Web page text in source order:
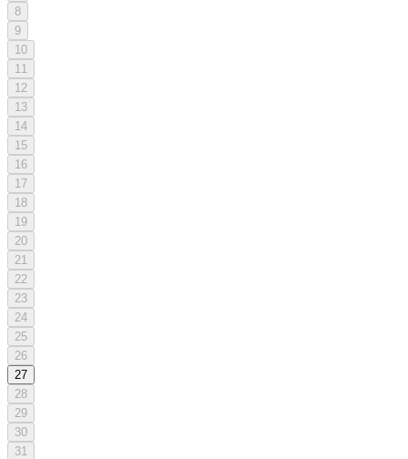
8
9
10
11
12
13
14
15
16
17
18
19
20
21
22
23
24
25
26
27
28
29
30
31